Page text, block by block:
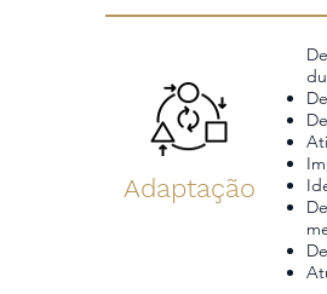
Adaptação